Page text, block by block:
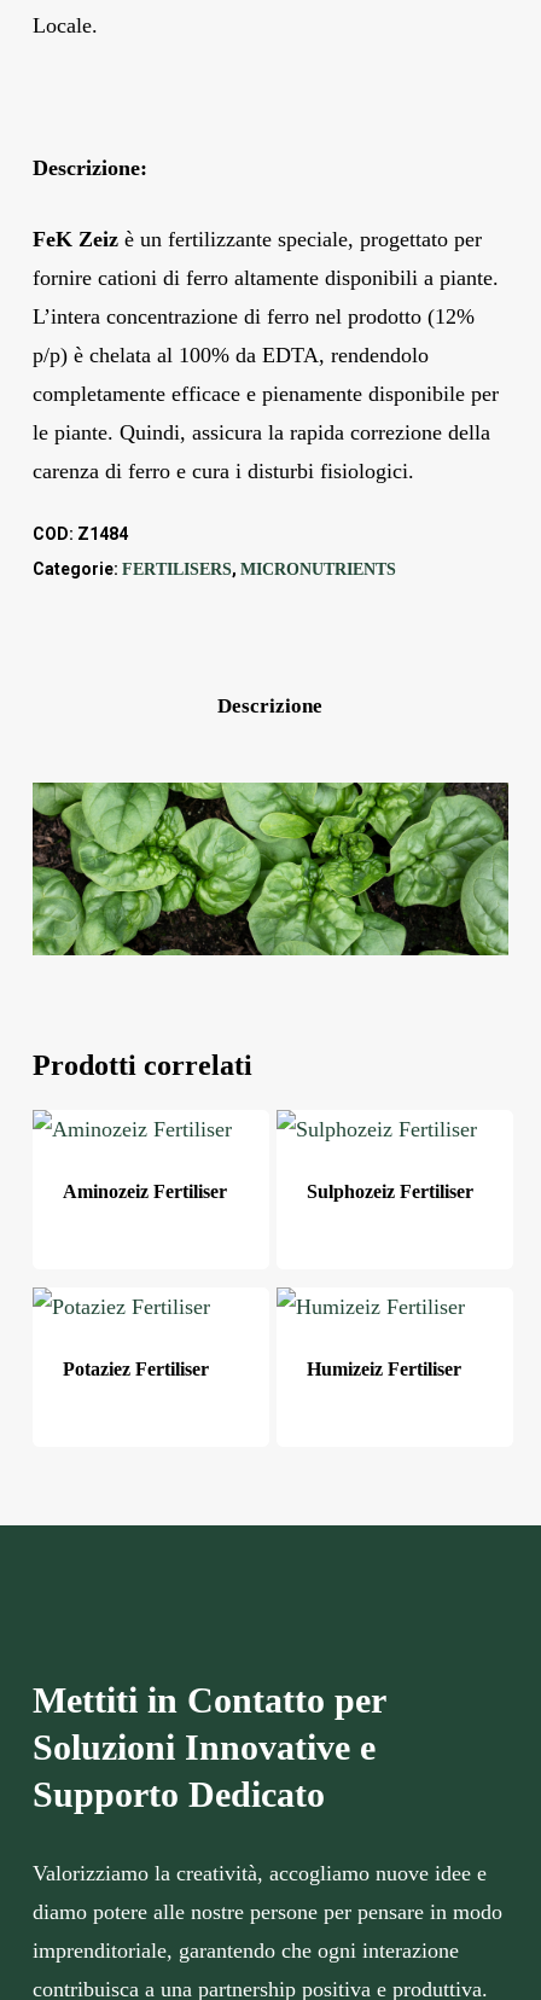
Locale.
Descrizione:
FeK Zeizè un fertilizzante speciale, progettato per
fornire cationi di ferro altamente disponibili a piante.
L’intera concentrazione di ferro nel prodotto (12%
p/p) è chelata al 100% da EDTA, rendendolo
completamente efficace e pienamente disponibile per
le piante. Quindi, assicura la rapida correzione della
carenza di ferro e cura i disturbi fisiologici.
COD: Z1484
Categorie: FERTILISERS, MICRONUTRIENTS
Descrizione
Prodotti correlati
Aminozeiz Fertiliser Sulphozeiz Fertiliser
Potaziez Fertiliser Humizeiz Fertiliser
Mettiti in Contatto per
Soluzioni Innovative e
Supporto Dedicato
Valorizziamo la creatività, accogliamo nuove idee e
diamo potere alle nostre persone per pensare in modo
imprenditoriale, garantendo che ogni interazione
contribuisca a una partnership positiva e produttiva.